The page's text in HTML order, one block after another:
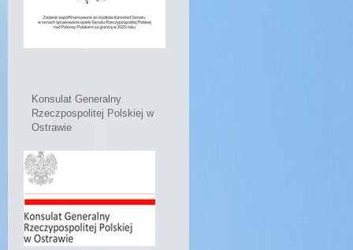
Konsulat Generalny
Rzeczpospolitej Polskiej w
Ostrawie